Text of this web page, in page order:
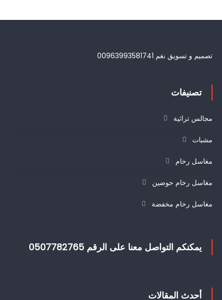
تصميم و تسويق نغم 00963993581741
تصنيفات
مجالس تراثية
مشبات
مغاسل رخام
مغاسل رخام حوضين
مغاسل رخام مخفضة
يمكنكم التواصل معنا على الرقم 0507782765
أحدث المقالات